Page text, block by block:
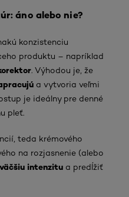
áno alebo nie?
konzistenciu
produktu – napríklad
. Výhodou je, že
a vytvoria veľmi
je ideálny pre denné
pleť.
teda krémového
na rozjasnenie (alebo
väčšiu intenzitu a predĺžiť